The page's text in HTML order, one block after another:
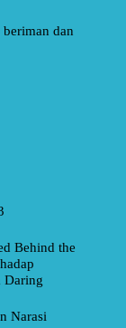
dan
Behind the
Daring
Narasi